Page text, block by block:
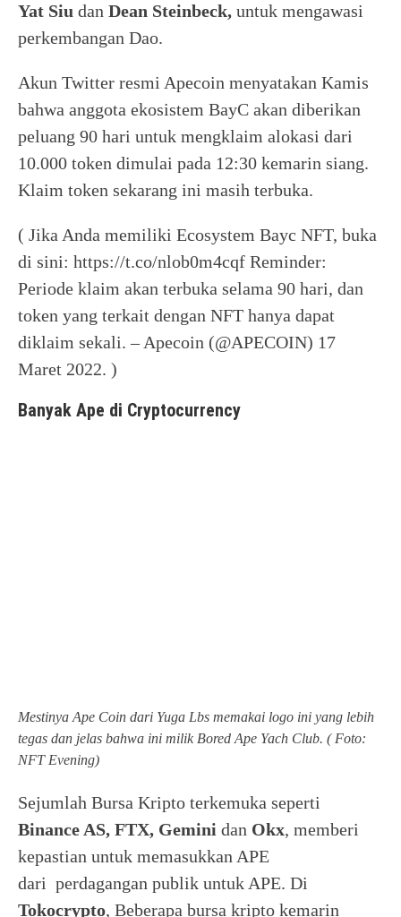
Yat Siu dan Dean Steinbeck, untuk mengawasi
perkembangan Dao.
Akun Twitter resmi Apecoin menyatakan Kamis
bahwa anggota ekosistem BayC akan diberikan
peluang 90 hari untuk mengklaim alokasi dari
10.000 token dimulai pada 12:30 kemarin siang.
Klaim token sekarang ini masih terbuka.
( Jika Anda memiliki Ecosystem Bayc NFT, buka
di sini: https://t.co/nlob0m4cqf Reminder:
Periode klaim akan terbuka selama 90 hari, dan
token yang terkait dengan NFT hanya dapat
diklaim sekali. – Apecoin (@APECOIN) 17
Maret 2022. )
Banyak Ape di Cryptocurrency
Mestinya Ape Coin dari Yuga Lbs memakai logo ini yang lebih
tegas dan jelas bahwa ini milik Bored Ape Yach Club. ( Foto:
NFT Evening)
Sejumlah Bursa Kripto terkemuka seperti
Binance AS, FTX, Gemini dan Okx, memberi
kepastian untuk memasukkan APE
dari perdagangan publik untuk APE. Di
Tokocrypto, Beberapa bursa kripto kemarin